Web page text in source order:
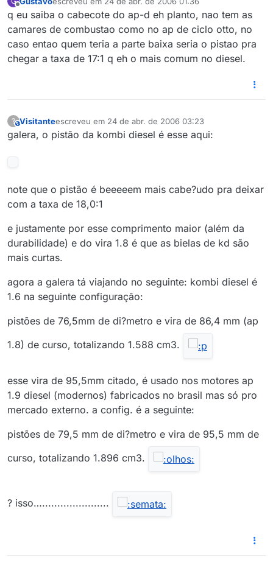
Offline última edição por
q eu saiba o cabecote do ap-d eh planto, nao tem as
camares de combustao como no ap de ciclo otto, no
caso entao quem teria a parte baixa seria o pistao pra
chegar a taxa de 17:1 q eh o mais comum no diesel.
?This user is from outside of this forum
Visitanteescreveu em 24 de abr. de 2006 03:23
última edição por
galera, o pistão da kombi diesel é esse aqui:
note que o pistão é beeeeem mais cabe?udo pra deixar
com a taxa de 18,0:1
e justamente por esse comprimento maior (além da
durabilidade) e do vira 1.8 é que as bielas de kd são
mais curtas.
agora a galera tá viajando no seguinte: kombi diesel é
1.6 na seguinte configuração:
pistões de 76,5mm de di?metro e vira de 86,4 mm (ap
1.8) de curso, totalizando 1.588 cm3.
esse vira de 95,5mm citado, é usado nos motores ap
1.9 diesel (modernos) fabricados no brasil mas só pro
mercado externo. a config. é a seguinte:
pistões de 79,5 mm de di?metro e vira de 95,5 mm de
curso, totalizando 1.896 cm3.
? isso…......................